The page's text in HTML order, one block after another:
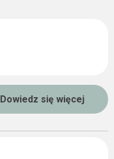
Dowiedz się więcej